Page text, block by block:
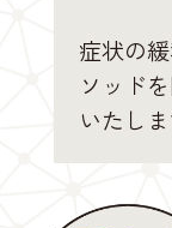
症状の
ソッド
いたしま